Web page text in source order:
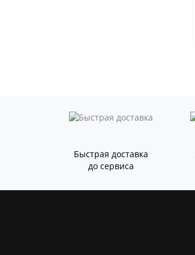
Быстрая доставка
до сервиса